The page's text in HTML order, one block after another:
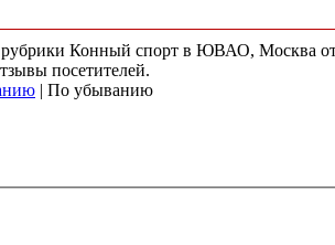
Конный спорт в ЮВАО, Москва
посетителей.
| По убыванию